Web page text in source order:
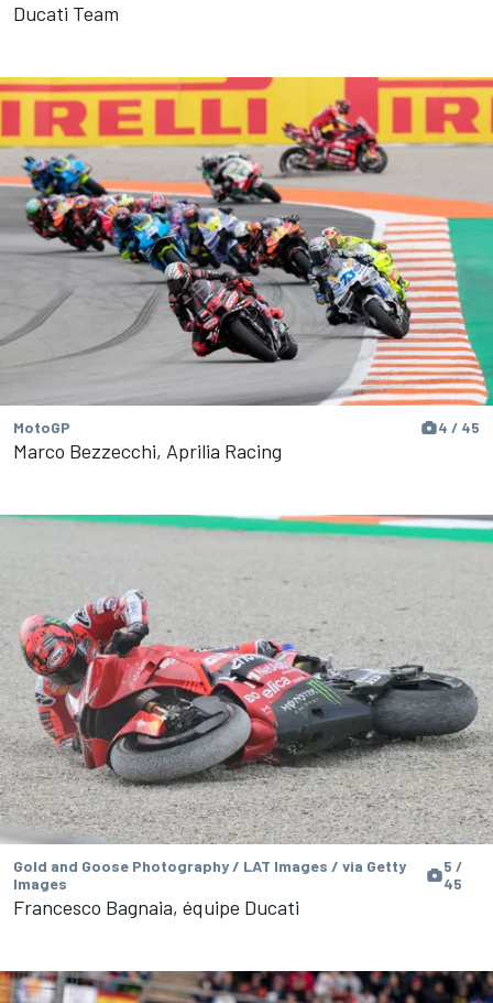
Ducati Team
MotoGP 4 / 45
Marco Bezzecchi, Aprilia Racing
Gold and Goose Photography / LAT Images / via Getty
Images
5 /
45
Francesco Bagnaia, équipe Ducati